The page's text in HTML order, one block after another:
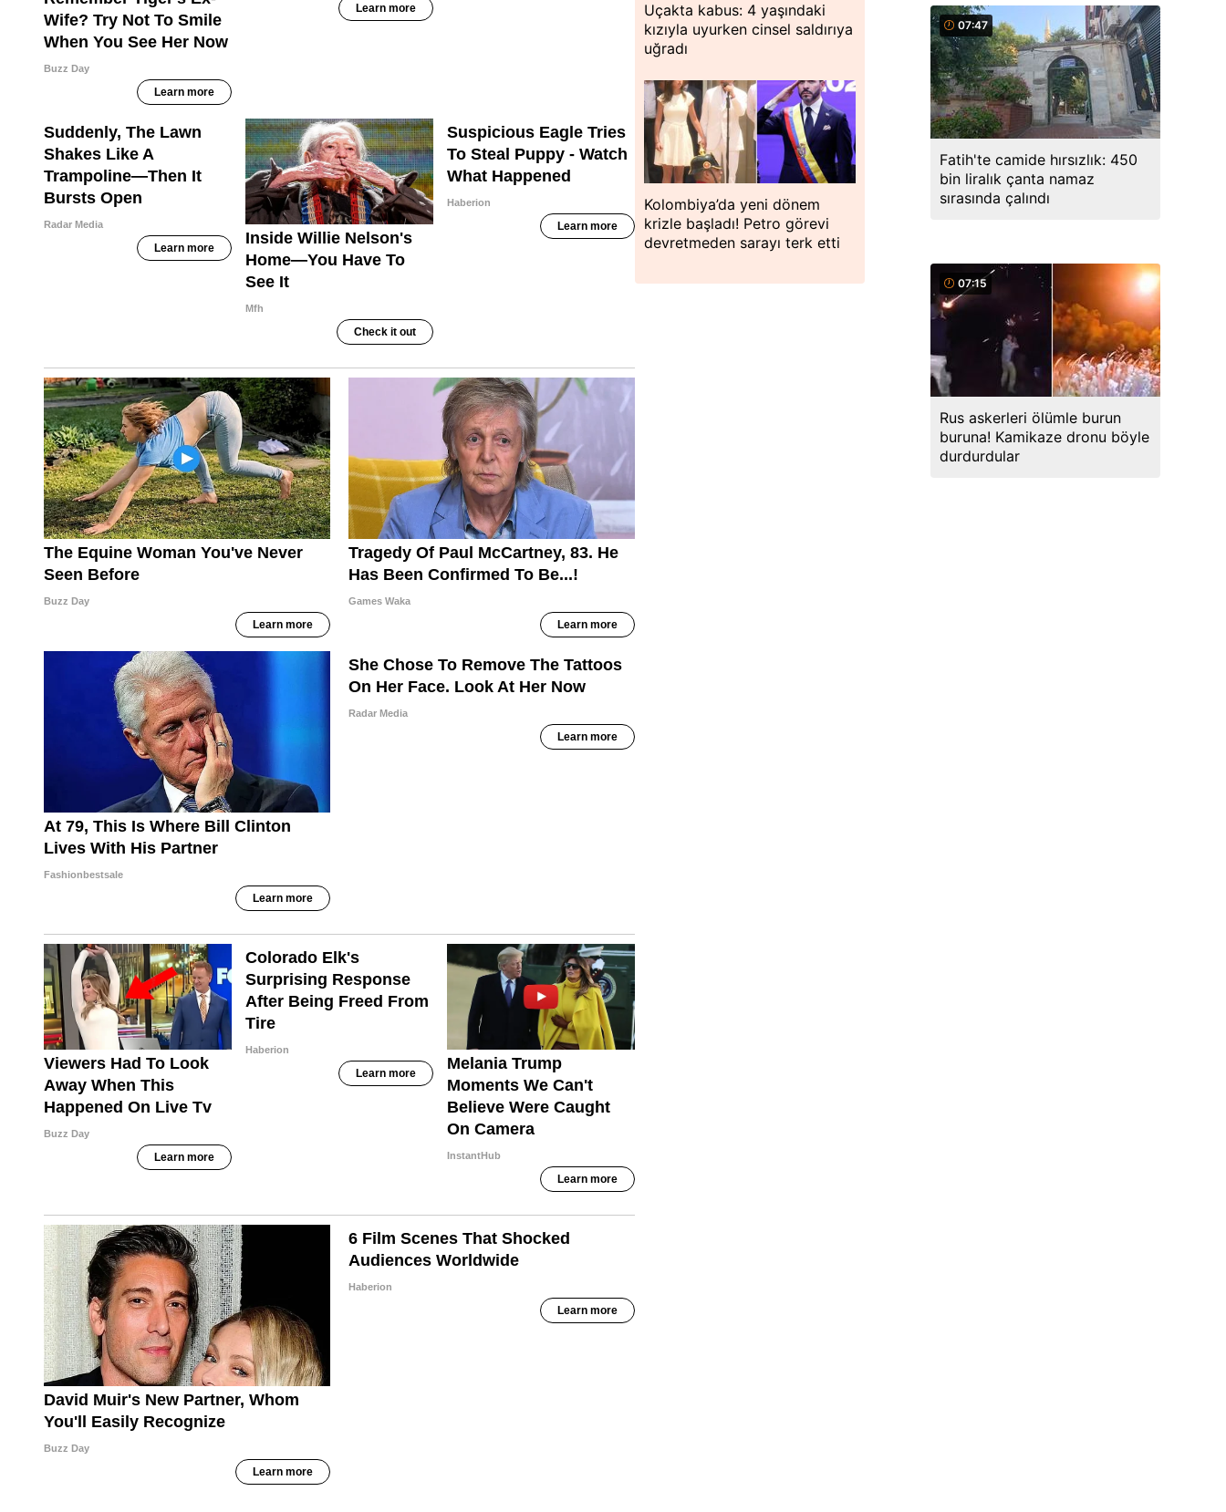
Uçakta kabus: 4 yaşındaki
kızıyla uyurken cinsel saldırıya
uğradı
Kolombiya’da yeni dönem
krizle başladı! Petro görevi
devretmeden sarayı terk etti
07:47
Fatih'te camide hırsızlık: 450
bin liralık çanta namaz
sırasında çalındı
07:15
Rus askerleri ölümle burun
buruna! Kamikaze dronu böyle
durdurdular